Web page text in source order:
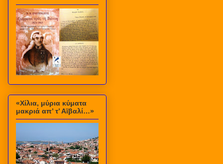
«Χίλια, μύρια κύματα
μακριά απ’ τ’ Αϊβαλί…»